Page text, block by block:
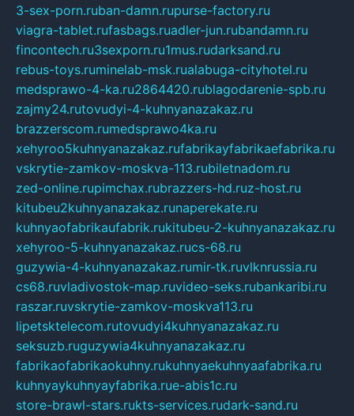
3-sex-porn.ruban-damn.rupurse-factory.ru
viagra-tablet.rufasbags.ruadler-jun.rubandamn.ru
fincontech.ru3sexporn.ru1mus.rudarksand.ru
rebus-toys.ruminelab-msk.rualabuga-cityhotel.ru
medsprawo-4-ka.ru2864420.rublagodarenie-spb.ru
zajmy24.rutovudyi-4-kuhnyanazakaz.ru
brazzerscom.rumedsprawo4ka.ru
xehyroo5kuhnyanazakaz.rufabrikayfabrikaefabrika.ru
vskrytie-zamkov-moskva-113.rubiletnadom.ru
zed-online.rupimchax.rubrazzers-hd.ruz-host.ru
kitubeu2kuhnyanazakaz.runaperekate.ru
kuhnyaofabrikaufabrik.rukitubeu-2-kuhnyanazakaz.ru
xehyroo-5-kuhnyanazakaz.rucs-68.ru
guzywia-4-kuhnyanazakaz.rumir-tk.ruvlknrussia.ru
cs68.ruvladivostok-map.ruvideo-seks.rubankaribi.ru
raszar.ruvskrytie-zamkov-moskva113.ru
lipetsktelecom.rutovudyi4kuhnyanazakaz.ru
seksuzb.ruguzywia4kuhnyanazakaz.ru
fabrikaofabrikaokuhny.rukuhnyaekuhnyaafabrika.ru
kuhnyaykuhnyayfabrika.rue-abis1c.ru
store-brawl-stars.rukts-services.rudark-sand.ru